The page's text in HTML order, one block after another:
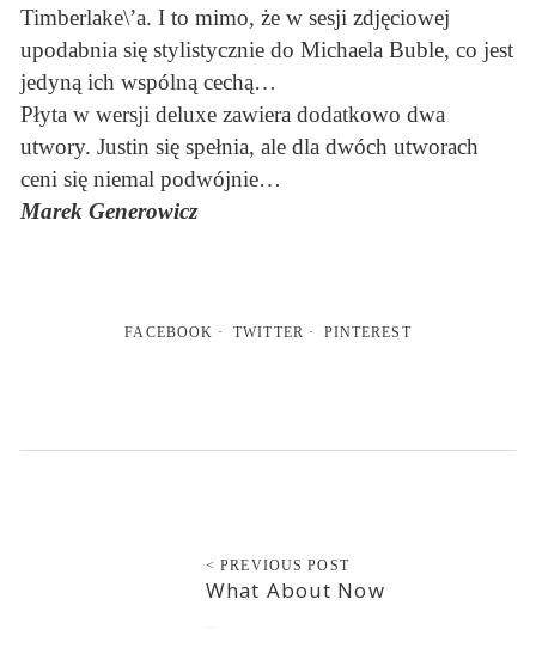
Timberlake\’a. I to mimo, że w sesji zdjęciowej
upodabnia się stylistycznie do Michaela Buble, co jest
jedyną ich wspólną cechą…
Płyta w wersji deluxe zawiera dodatkowo dwa
utwory. Justin się spełnia, ale dla dwóch utworach
ceni się niemal podwójnie…
Marek Generowicz
FACEBOOK TWITTER PINTEREST
< PREVIOUS POST
What About Now